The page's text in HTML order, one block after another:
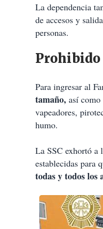
La dependencia
de accesos y
personas.
Prohibido
Para ingresar al
tamaño, así
vapeadores,
humo.
La SSC exhortó a
establecidas para
todas y todos los